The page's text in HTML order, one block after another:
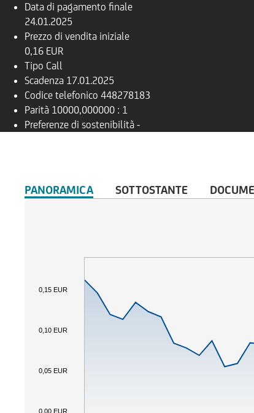
Data di pagamento finale
24.01.2025
Prezzo di vendita iniziale
0,16 EUR
Tipo Call
Scadenza 17.01.2025
Codice telefonico 448278183
Parità 10000,000000 : 1
Preferenze di sostenibilità -
PANORAMICA SOTTOSTANTE
0,00 EUR
0,05 EUR
0,10 EUR
0,15 EUR